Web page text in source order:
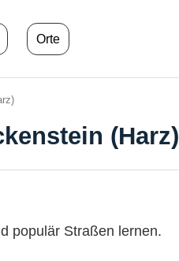
Orte
(Harz)
populär Straßen lernen.